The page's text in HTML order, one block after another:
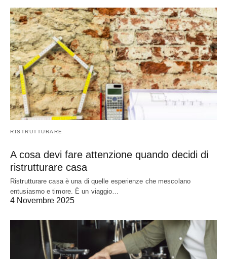
RISTRUTTURARE
A cosa devi fare attenzione quando decidi di
ristrutturare casa
Ristrutturare casa è una di quelle esperienze che mescolano
entusiasmo e timore. È un viaggio…
4 Novembre 2025